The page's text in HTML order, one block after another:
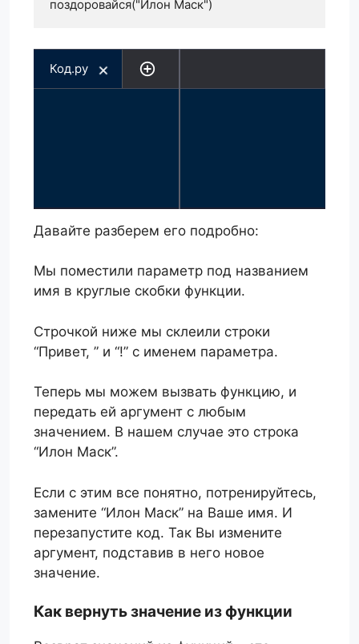
поздоровайся("Илон Маск")
Код.py
Давайте разберем его подробно:
Мы поместили параметр под названием
имя в круглые скобки функции.
Строчкой ниже мы склеили строки
“Привет, ” и “!” с именем параметра.
Теперь мы можем вызвать функцию, и
передать ей аргумент с любым
значением. В нашем случае это строка
“Илон Маск”.
Если с этим все понятно, потренируйтесь,
замените “Илон Маск” на Ваше имя. И
перезапустите код. Так Вы измените
аргумент, подставив в него новое
значение.
Как вернуть значение из функции